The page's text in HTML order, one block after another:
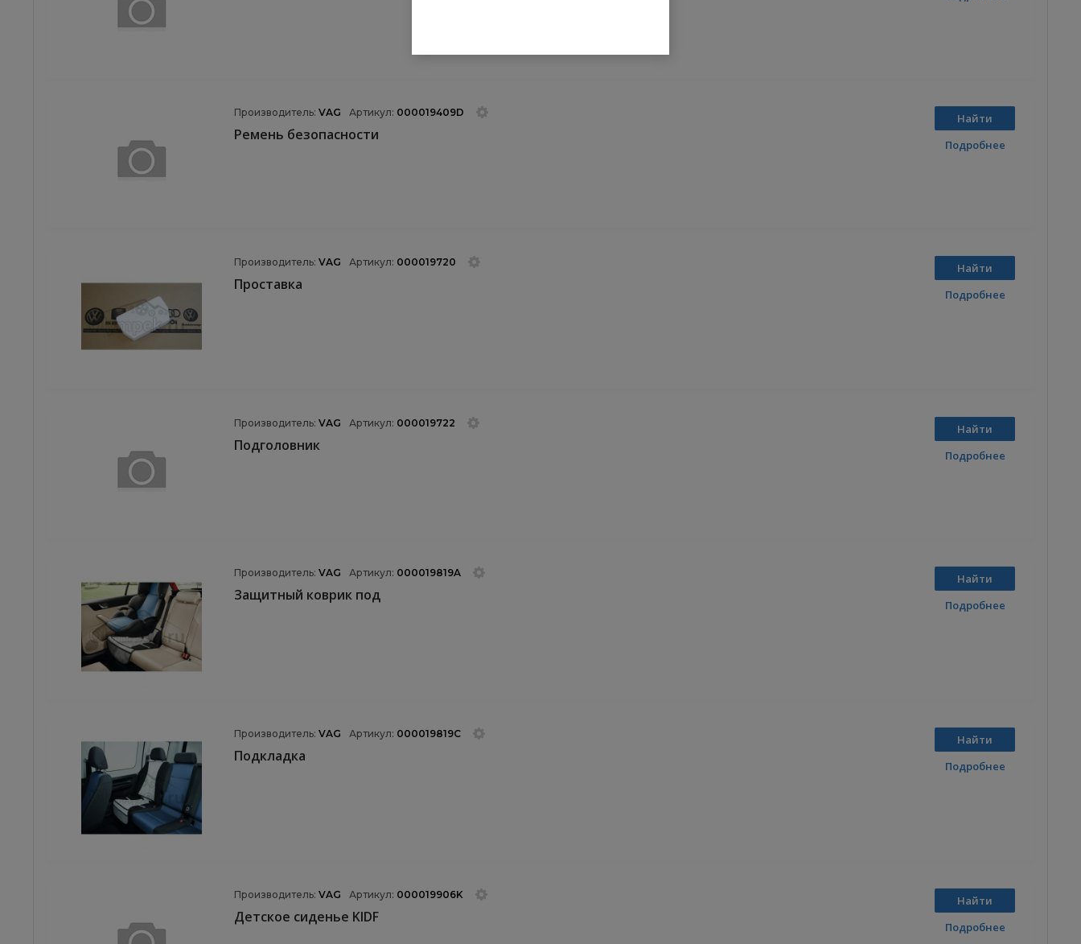
Производитель: VAG Артикул: 000019409D
Ремень безопасности
Найти
Подробнее
Производитель: VAG Артикул: 000019720
Проставка
Найти
Подробнее
Производитель: VAG Артикул: 000019722
Подголовник
Найти
Подробнее
Производитель: VAG Артикул: 000019819A
Защитный коврик под
Найти
Подробнее
Производитель: VAG Артикул: 000019819C
Подкладка
Найти
Подробнее
Производитель: VAG Артикул: 000019906K
Детское сиденье KIDF
Найти
Подробнее